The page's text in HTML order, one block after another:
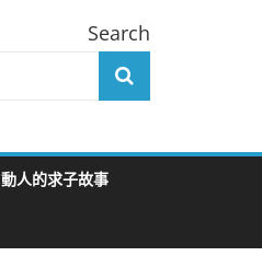
Search
動人的求子故事